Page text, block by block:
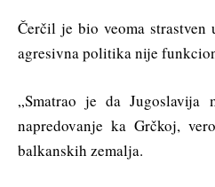
Čerčil je bio veoma
agresivna politika nije
„Smatrao je da Jugoslavija
napredovanje ka Grčkoj,
balkanskih zemalja.